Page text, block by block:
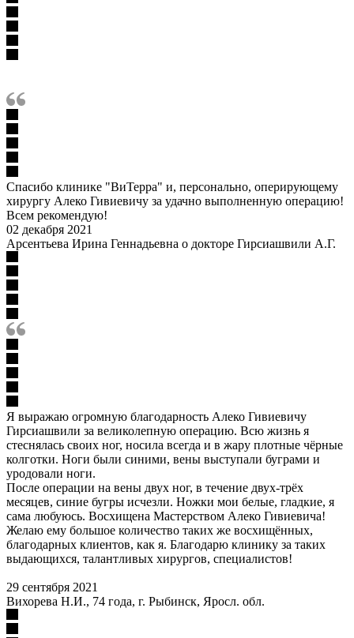
Спасибо клинике "ВиТерра" и, персонально, оперирующему
хирургу Алеко Гивиевичу за удачно выполненную операцию!
Всем рекомендую!
02 декабря 2021
Арсентьева Ирина Геннадьевна о докторе Гирсиашвили А.Г.
Я выражаю огромную благодарность Алеко Гивиевичу
Гирсиашвили за великолепную операцию. Всю жизнь я
стеснялась своих ног, носила всегда и в жару плотные чёрные
колготки. Ноги были синими, вены выступали буграми и
уродовали ноги.
После операции на вены двух ног, в течение двух-трёх
месяцев, синие бугры исчезли. Ножки мои белые, гладкие, я
сама любуюсь. Восхищена Мастерством Алеко Гивиевича!
Желаю ему большое количество таких же восхищённых,
благодарных клиентов, как я. Благодарю клинику за таких
выдающихся, талантливых хирургов, специалистов!
29 сентября 2021
Вихорева Н.И., 74 года, г. Рыбинск, Яросл. обл.